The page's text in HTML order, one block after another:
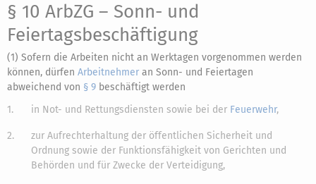
§ 10 ArbZG – Sonn- und
Feiertagsbeschäftigung
(1) Sofern die Arbeiten nicht an Werktagen vorgenommen werden
können, dürfen Arbeitnehmer an Sonn- und Feiertagen
abweichend von § 9 beschäftigt werden
1.
in Not- und Rettungsdiensten sowie bei der Feuerwehr,
2.
zur Aufrechterhaltung der öffentlichen Sicherheit und
Ordnung sowie der Funktionsfähigkeit von Gerichten und
Behörden und für Zwecke der Verteidigung,